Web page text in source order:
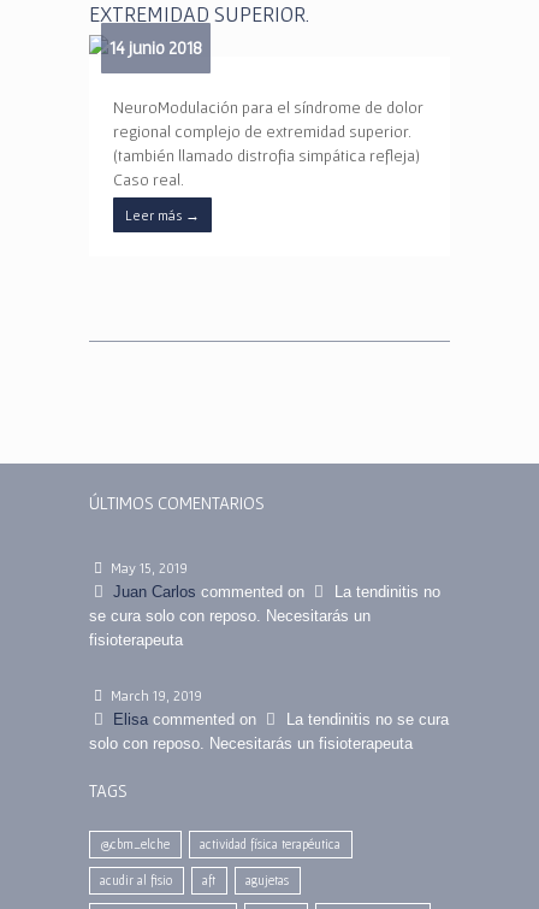
EXTREMIDAD SUPERIOR.
14 junio 2018
NeuroModulación para el síndrome de dolor
regional complejo de extremidad superior.
(también llamado distrofia simpática refleja)
Caso real.
Leer más →
ÚLTIMOS COMENTARIOS
May 15, 2019
Juan Carlos commented on
La tendinitis no
se cura solo con reposo. Necesitarás un
fisioterapeuta
March 19, 2019
Elisa commented on
La tendinitis no se cura
solo con reposo. Necesitarás un fisioterapeuta
TAGS
@cbm_elche actividad física terapéutica
acudir al fisio aft agujetas